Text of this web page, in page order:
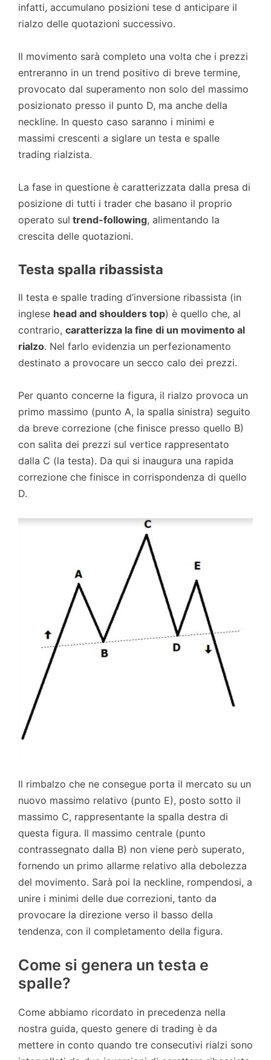
infatti, accumulano posizioni tese d anticipare il
rialzo delle quotazioni successivo.
Il movimento sarà completo una volta che i prezzi
entreranno in un trend positivo di breve termine,
provocato dal superamento non solo del massimo
posizionato presso il punto D, ma anche della
neckline. In questo caso saranno i minimi e
massimi crescenti a siglare un testa e spalle
trading rialzista.
La fase in questione è caratterizzata dalla presa di
posizione di tutti i trader che basano il proprio
operato sul trend-following, alimentando la
crescita delle quotazioni.
Testa spalla ribassista
Il testa e spalle trading d’inversione ribassista (in
inglese head and shoulders top) è quello che, al
contrario, caratterizza la fine di un movimento al
rialzo. Nel farlo evidenzia un perfezionamento
destinato a provocare un secco calo dei prezzi.
Per quanto concerne la figura, il rialzo provoca un
primo massimo (punto A, la spalla sinistra) seguito
da breve correzione (che finisce presso quello B)
con salita dei prezzi sul vertice rappresentato
dalla C (la testa). Da qui si inaugura una rapida
correzione che finisce in corrispondenza di quello
D.
Il rimbalzo che ne consegue porta il mercato su un
nuovo massimo relativo (punto E), posto sotto il
massimo C, rappresentante la spalla destra di
questa figura. Il massimo centrale (punto
contrassegnato dalla B) non viene però superato,
fornendo un primo allarme relativo alla debolezza
del movimento. Sarà poi la neckline, rompendosi, a
unire i minimi delle due correzioni, tanto da
provocare la direzione verso il basso della
tendenza, con il completamento della figura.
Come si genera un testa e
spalle?
Come abbiamo ricordato in precedenza nella
nostra guida, questo genere di trading è da
mettere in conto quando tre consecutivi rialzi sono